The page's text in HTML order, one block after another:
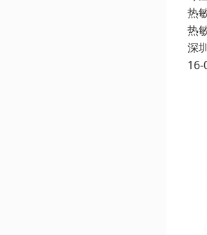
热
热
深
16-